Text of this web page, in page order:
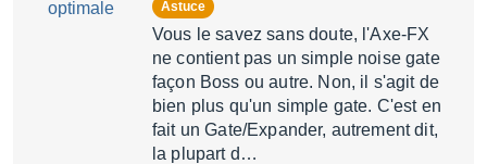
Astuce
Vous le savez sans doute, l'Axe-FX
ne contient pas un simple noise gate
façon Boss ou autre. Non, il s'agit de
bien plus qu'un simple gate. C'est en
fait un Gate/Expander, autrement dit,
la plupart d…